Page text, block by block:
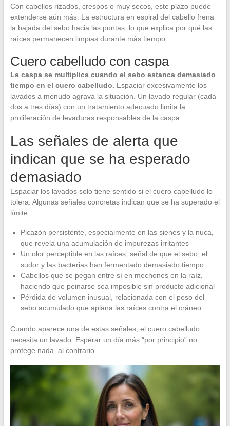
Con cabellos rizados, crespos o muy secos, este plazo puede
extenderse aún más. La estructura en espiral del cabello frena
la bajada del sebo hacia las puntas, lo que explica por qué las
raíces permanecen limpias durante más tiempo.
Cuero cabelludo con caspa
La caspa se multiplica cuando el sebo estanca demasiado
tiempo en el cuero cabelludo. Espaciar excesivamente los
lavados a menudo agrava la situación. Un lavado regular (cada
dos a tres días) con un tratamiento adecuado limita la
proliferación de levaduras responsables de la caspa.
Las señales de alerta que
indican que se ha esperado
demasiado
Espaciar los lavados solo tiene sentido si el cuero cabelludo lo
tolera. Algunas señales concretas indican que se ha superado el
límite:
Picazón persistente, especialmente en las sienes y la nuca,
que revela una acumulación de impurezas irritantes
Un olor perceptible en las raíces, señal de que el sebo, el
sudor y las bacterias han fermentado demasiado tiempo
Cabellos que se pegan entre sí en mechones en la raíz,
haciendo que peinarse sea imposible sin producto adicional
Pérdida de volumen inusual, relacionada con el peso del
sebo acumulado que aplana las raíces contra el cráneo
Cuando aparece una de estas señales, el cuero cabelludo
necesita un lavado. Esperar un día más “por principio” no
protege nada, al contrario.